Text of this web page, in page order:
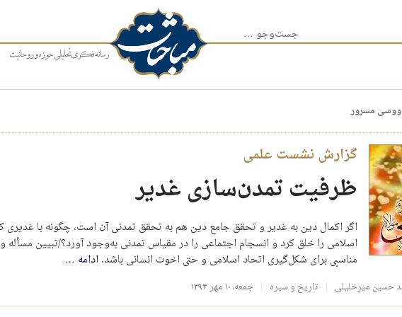
جست‌وجو برای:
مسرور
گزارش نشست علمی
ظرفیت تمدن‌سازی غدیر
اگر اکمال دین به غدیر و تحقق جامع دین هم به تحقق تمدنی آن است، چگونه با غدیری
اسلامی را خلق کرد و انسجام اجتماعی را در مقیاس تمدنی به‌وجود آورد؟/تبیین
مناسبی برای شکل‌گیری اتحاد اسلامی و حتی اخوت انسانی باشد.ادامه …
حسین میرخلیلی تاریخ و سیره جمعه، ۱۰ مهر ۱۳۹۴